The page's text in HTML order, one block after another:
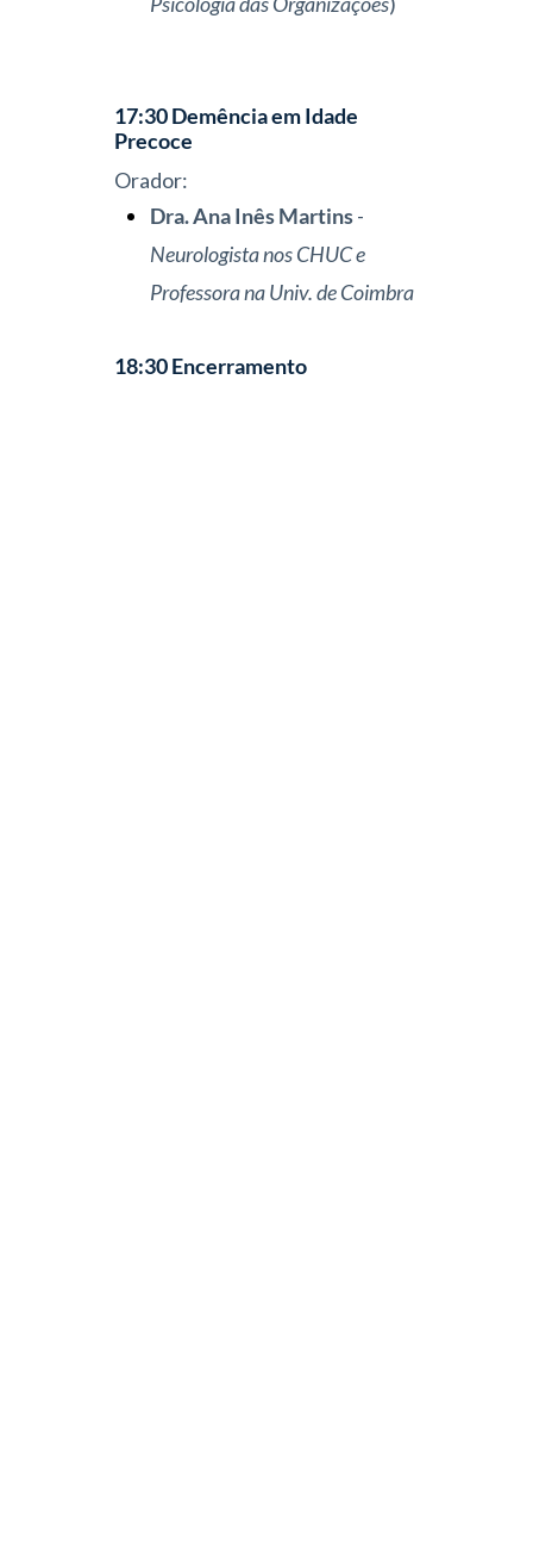
17:30 Demência em Idade
Precoce
Orador:
Dra. Ana Inês Martins-
Neurologista nos CHUC e
Professora na Univ. de Coimbra
18:30 Encerramento